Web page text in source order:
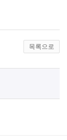
목록으로